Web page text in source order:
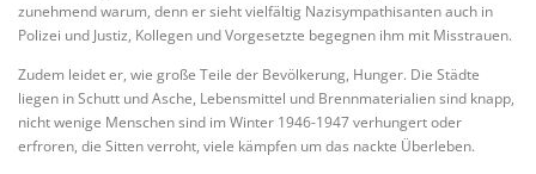
zunehmend warum, denn er sieht vielfältig Nazisympathisanten auch in
Polizei und Justiz, Kollegen und Vorgesetzte begegnen ihm mit Misstrauen.
Zudem leidet er, wie große Teile der Bevölkerung, Hunger. Die Städte
liegen in Schutt und Asche, Lebensmittel und Brennmaterialien sind knapp,
nicht wenige Menschen sind im Winter 1946-1947 verhungert oder
erfroren, die Sitten verroht, viele kämpfen um das nackte Überleben.